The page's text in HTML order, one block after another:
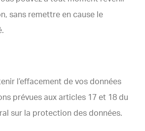
sans remettre en cause le
l’effacement de vos données
prévues aux articles 17 et 18 du
sur la protection des données.